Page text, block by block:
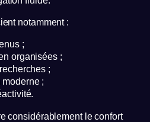
notamment :
;
organisées ;
;
;
considérablement le confort